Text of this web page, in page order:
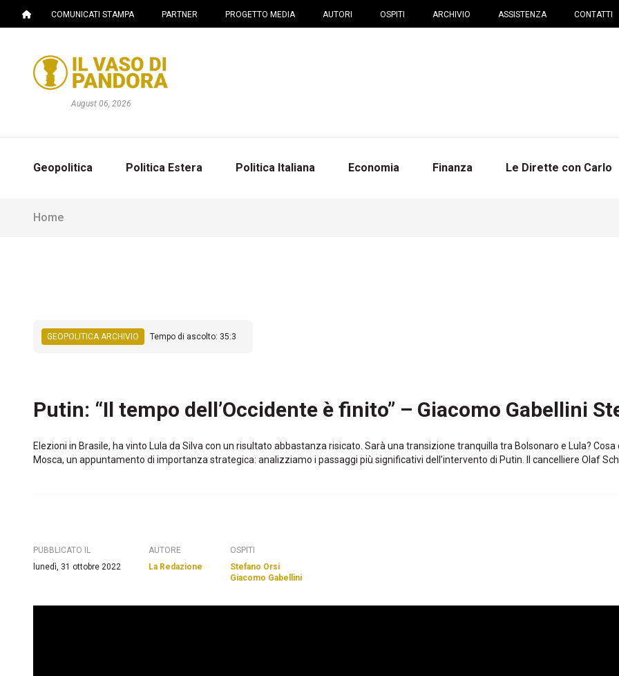
COMUNICATI STAMPA PARTNER PROGETTO MEDIA AUTORI OSPITI ARCHIVIO ASSISTENZA CONTATTI
August 06, 2026
Geopolitica Politica Estera Politica Italiana Economia Finanza Le Dirette con Carlo
Home
GEOPOLITICA ARCHIVIO Tempo di ascolto: 35:3
Putin: “Il tempo dell’Occidente è finito” – Giacomo Gabellini
Elezioni in Brasile, ha vinto Lula da Silva con un risultato abbastanza risicato. Sarà una transizione tranquilla tra Bolsonaro e Lula? Cosa
Mosca, un appuntamento di importanza strategica: analizziamo i passaggi più significativi dell’intervento di Putin. Il cancelliere Olaf
PUBBLICATO IL
lunedì, 31 ottobre 2022
AUTORE
La Redazione
OSPITI
Stefano Orsi
Giacomo Gabellini